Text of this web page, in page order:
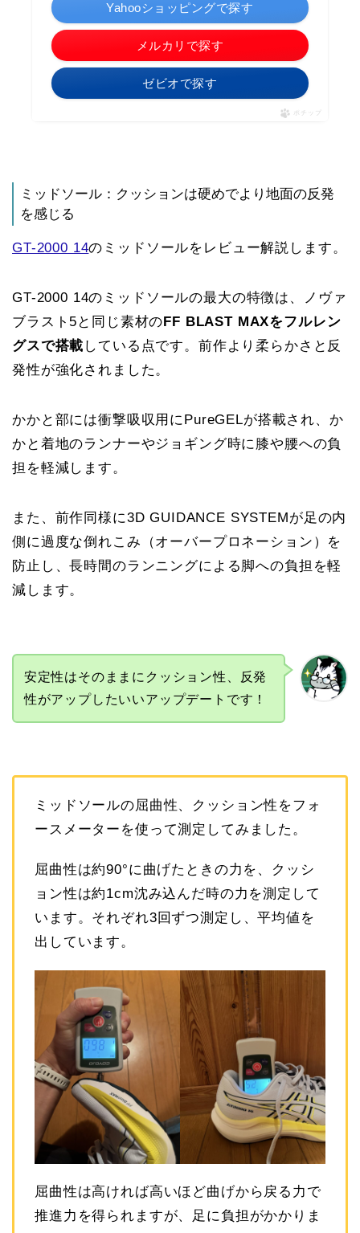
Yahooショッピングで探す
メルカリで探す
ゼビオで探す
ポチップ
ミッドソール：クッションは硬めでより地面の反発
を感じる
GT-2000 14のミッドソールをレビュー解説します。
GT-2000 14のミッドソールの最大の特徴は、ノヴァ
ブラスト5と同じ素材のFF BLAST MAXをフルレン
グスで搭載 している点です。前作より柔らかさと反
発性が強化されました。
かかと部には衝撃吸収用にPureGELが搭載され、か
かと着地のランナーやジョギング時に膝や腰への負
担を軽減します。
また、前作同様に3D GUIDANCE SYSTEMが足の内
側に過度な倒れこみ（オーバープロネーション）を
防止し、長時間のランニングによる脚への負担を軽
減します。
安定性はそのままにクッション性、反発
性がアップしたいいアップデートです！
ミッドソールの屈曲性、クッション性をフォ
ースメーターを使って測定してみました。
屈曲性は約90°に曲げたときの力を、クッシ
ョン性は約1cm沈み込んだ時の力を測定して
います。それぞれ3回ずつ測定し、平均値を
出しています。
屈曲性は高ければ高いほど曲げから戻る力で
推進力を得られますが、足に負担がかかりま